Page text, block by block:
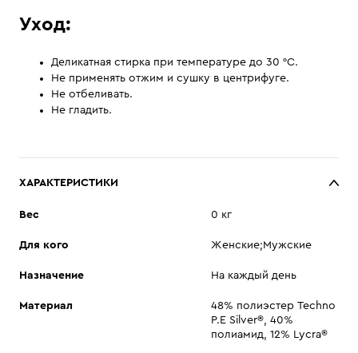
Уход:
Деликатная стирка при температуре до 30 °С.
Не применять отжим и сушку в центрифуге.
Не отбеливать.
Не гладить.
ХАРАКТЕРИСТИКИ
Вес 0 кг
Для кого Женские;Мужские
Назначение На каждый день
Материал
48% полиэстер Techno
P.E Silver®, 40%
полиамид, 12% Lycra®